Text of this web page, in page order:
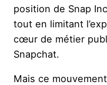
position de Snap
tout en limitant
cœur de métier
Snapchat.
Mais ce